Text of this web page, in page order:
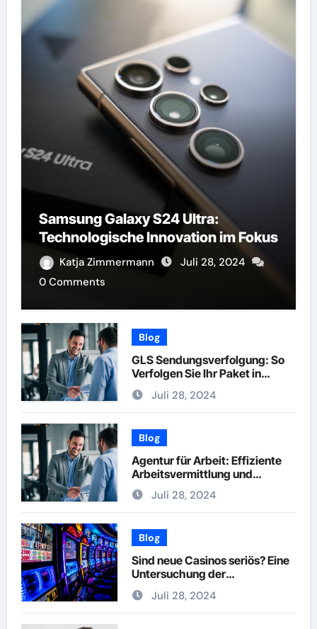
Samsung Galaxy S24 Ultra:
Technologische Innovation im Fokus
Katja Zimmermann
Juli 28, 2024
0 Comments
Blog
GLS Sendungsverfolgung: So
Verfolgen Sie Ihr Paket in
Echtzeit
Juli 28, 2024
Blog
Agentur für Arbeit: Effiziente
Arbeitsvermittlung und
Karriereberatung
Juli 28, 2024
Blog
Sind neue Casinos seriös? Eine
Untersuchung der
Vertrauenswürdigkeit
Juli 28, 2024